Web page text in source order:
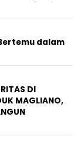
dalam
DI
MAGLIANO,